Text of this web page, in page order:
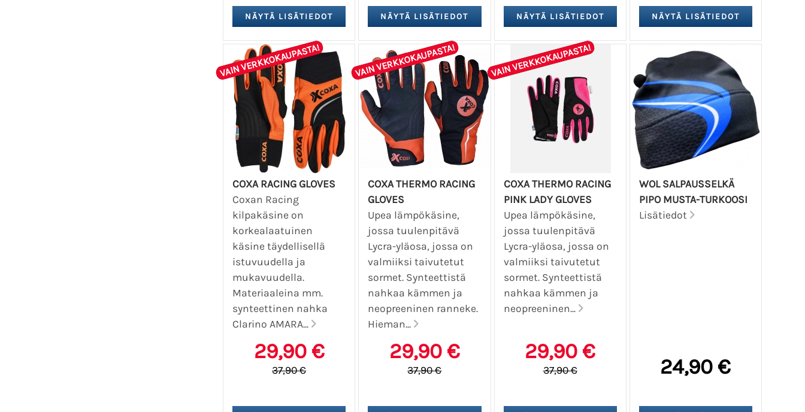
VAIN VERKKOKAUPASTA!
COXA RACING GLOVES
Coxan Racing
kilpakäsine on
korkealaatuinen
käsine täydellisellä
istuvuudella ja
mukavuudella.
Materiaaleina mm.
synteettinen nahka
Clarino AMARA...
29,90 €
37,90 €
VAIN VERKKOKAUPASTA!
COXA THERMO RACING
GLOVES
Upea lämpökäsine,
jossa tuulenpitävä
Lycra-yläosa, jossa on
valmiiksi taivutetut
sormet. Synteettistä
nahkaa kämmen ja
neopreeninen ranneke.
Hieman...
29,90 €
37,90 €
VAIN VERKKOKAUPASTA!
COXA THERMO RACING
PINK LADY GLOVES
Upea lämpökäsine,
jossa tuulenpitävä
Lycra-yläosa, jossa on
valmiiksi taivutetut
sormet. Synteettistä
nahkaa kämmen ja
neopreeninen...
29,90 €
37,90 €
WOL SALPAUSSELKÄ
PIPO MUSTA-TURKOOSI
Lisätiedot
24,90 €